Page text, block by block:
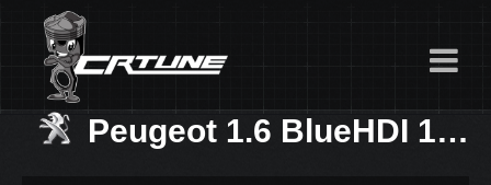
Peugeot 1.6 BlueHDI 100ch